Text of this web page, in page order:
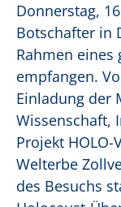
Donnerstag,
Botschafter in
Rahmen eines
empfangen.
Einladung der
Wissenschaft,
Projekt HOLO-
Welterbe
des Besuchs